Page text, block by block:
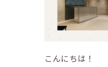
こんにちは！